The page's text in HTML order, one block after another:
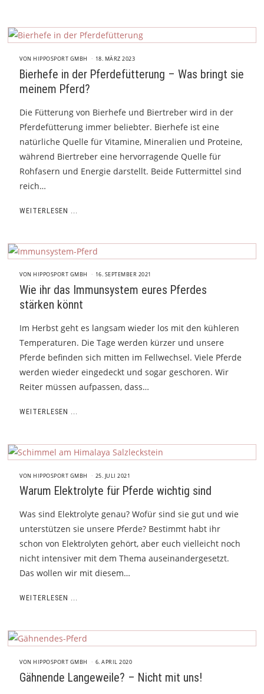
VONHIPPOSPORT GMBH 18. MÄRZ 2023
Bierhefe in der Pferdefütterung – Was bringt sie
meinem Pferd?
Die Fütterung von Bierhefe und Biertreber wird in der
Pferdefütterung immer beliebter. Bierhefe ist eine
natürliche Quelle für Vitamine, Mineralien und Proteine,
während Biertreber eine hervorragende Quelle für
Rohfasern und Energie darstellt. Beide Futtermittel sind
reich…
WEITERLESEN ...
VONHIPPOSPORT GMBH 16. SEPTEMBER 2021
Wie ihr das Immunsystem eures Pferdes
stärken könnt
Im Herbst geht es langsam wieder los mit den kühleren
Temperaturen. Die Tage werden kürzer und unsere
Pferde befinden sich mitten im Fellwechsel. Viele Pferde
werden wieder eingedeckt und sogar geschoren. Wir
Reiter müssen aufpassen, dass…
WEITERLESEN ...
VONHIPPOSPORT GMBH 25. JULI 2021
Warum Elektrolyte für Pferde wichtig sind
Was sind Elektrolyte genau? Wofür sind sie gut und wie
unterstützen sie unsere Pferde? Bestimmt habt ihr
schon von Elektrolyten gehört, aber euch vielleicht noch
nicht intensiver mit dem Thema auseinandergesetzt.
Das wollen wir mit diesem…
WEITERLESEN ...
VONHIPPOSPORT GMBH 6. APRIL 2020
Gähnende Langeweile? – Nicht mit uns!